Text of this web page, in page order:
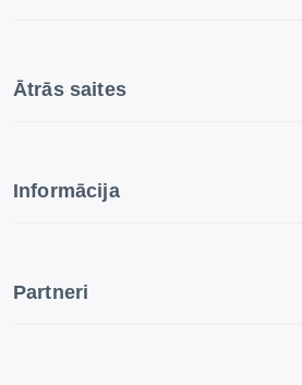
Ātrās saites
Informācija
Partneri